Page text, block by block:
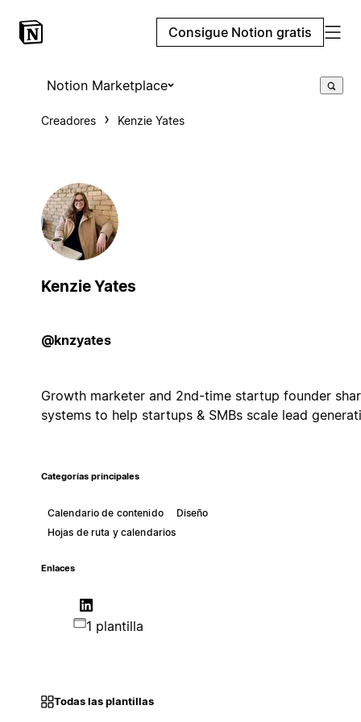
Consigue Notion gratis
Notion Marketplace
Creadores Kenzie Yates
Kenzie Yates
@knzyates
Growth marketer and 2nd-time startup founder
systems to help startups & SMBs scale lead
Categorías principales
Calendario de contenido
Diseño
Hojas de ruta y calendarios
Enlaces
1 plantilla
Todas las plantillas